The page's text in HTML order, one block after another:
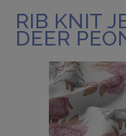
RIB KNIT
DEER